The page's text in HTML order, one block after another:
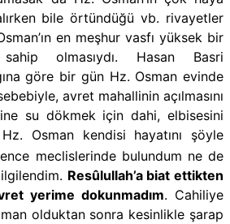
bile örtündüğü vb. rivayetler
en meşhur vasfı yüksek bir
olmasıydı. Hasan Basri
göre bir gün Hz. Osman evinde
avret mahallinin açılmasını
su dökmek için dahi, elbisesini
Hz. Osman kendisi hayatını şöyle
meclislerinde bulundum ne de
Resûlullah’a biat ettikten
yerime dokunmadım. Cahiliye
olduktan sonra kesinlikle şarap